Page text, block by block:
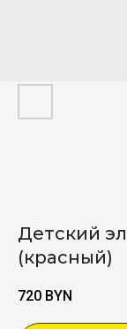
Детский
(красный)
720 BYN